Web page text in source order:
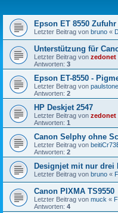
Epson ET 8550
Letzter Beitrag von bruno «
Unterstützung für
Letzter Beitrag von zedonet
Antworten: 3
Epson ET-8550 -
Letzter Beitrag von
Antworten: 2
HP Deskjet 2547
Letzter Beitrag von zedonet
Antworten: 1
Canon Selphy ohne
Letzter Beitrag von
Antworten: 2
Designjet mit nur drei
Letzter Beitrag von bruno «
Canon PIXMA TS9550
Letzter Beitrag von muck «
Antworten: 4